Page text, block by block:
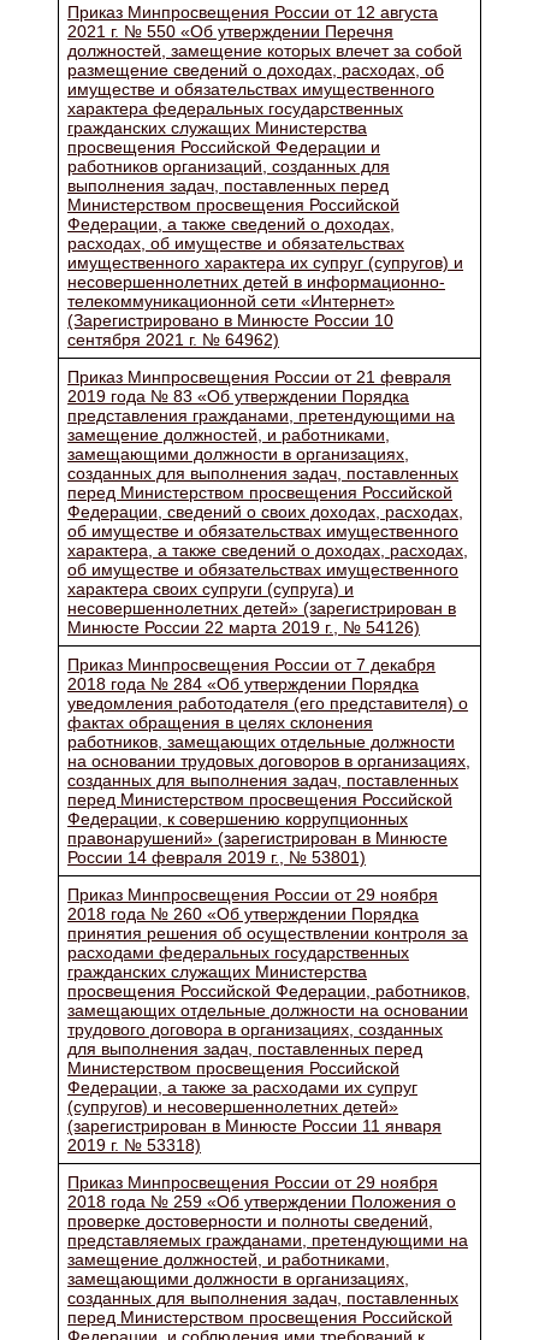
Приказ Минпросвещения России от 12 августа
2021 г. № 550 «Об утверждении Перечня
должностей, замещение которых влечет за собой
размещение сведений о доходах, расходах, об
имуществе и обязательствах имущественного
характера федеральных государственных
гражданских служащих Министерства
просвещения Российской Федерации и
работников организаций, созданных для
выполнения задач, поставленных перед
Министерством просвещения Российской
Федерации, а также сведений о доходах,
расходах, об имуществе и обязательствах
имущественного характера их супруг (супругов) и
несовершеннолетних детей в информационно-
телекоммуникационной сети «Интернет»
(Зарегистрировано в Минюсте России 10
сентября 2021 г. № 64962)
Приказ Минпросвещения России от 21 февраля
2019 года № 83 «Об утверждении Порядка
представления гражданами, претендующими на
замещение должностей, и работниками,
замещающими должности в организациях,
созданных для выполнения задач, поставленных
перед Министерством просвещения Российской
Федерации, сведений о своих доходах, расходах,
об имуществе и обязательствах имущественного
характера, а также сведений о доходах, расходах,
об имуществе и обязательствах имущественного
характера своих супруги (супруга) и
несовершеннолетних детей» (зарегистрирован в
Минюсте России 22 марта 2019 г., № 54126)
Приказ Минпросвещения России от 7 декабря
2018 года № 284 «Об утверждении Порядка
уведомления работодателя (его представителя) о
фактах обращения в целях склонения
работников, замещающих отдельные должности
на основании трудовых договоров в организациях,
созданных для выполнения задач, поставленных
перед Министерством просвещения Российской
Федерации, к совершению коррупционных
правонарушений» (зарегистрирован в Минюсте
России 14 февраля 2019 г., № 53801)
Приказ Минпросвещения России от 29 ноября
2018 года № 260 «Об утверждении Порядка
принятия решения об осуществлении контроля за
расходами федеральных государственных
гражданских служащих Министерства
просвещения Российской Федерации, работников,
замещающих отдельные должности на основании
трудового договора в организациях, созданных
для выполнения задач, поставленных перед
Министерством просвещения Российской
Федерации, а также за расходами их супруг
(супругов) и несовершеннолетних детей»
(зарегистрирован в Минюсте России 11 января
2019 г. № 53318)
Приказ Минпросвещения России от 29 ноября
2018 года № 259 «Об утверждении Положения о
проверке достоверности и полноты сведений,
представляемых гражданами, претендующими на
замещение должностей, и работниками,
замещающими должности в организациях,
созданных для выполнения задач, поставленных
перед Министерством просвещения Российской